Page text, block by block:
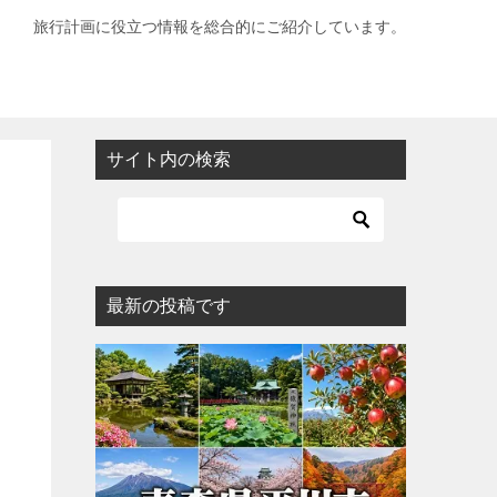
旅行計画に役立つ情報を総合的にご紹介しています。
サイト内の検索
最新の投稿です